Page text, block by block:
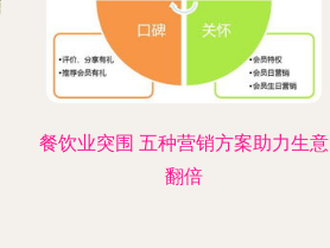
餐饮业突围 五种营销方案助力生意
翻倍